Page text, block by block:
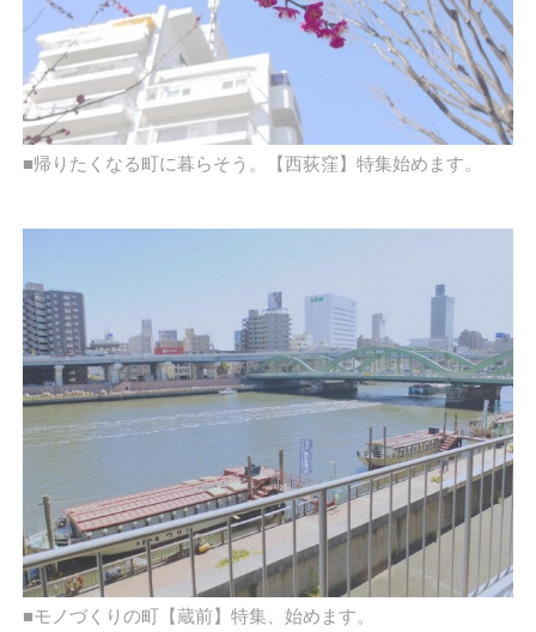
■帰りたくなる町に暮らそう。【西荻窪】特集始めます。
■モノづくりの町【蔵前】特集、始めます。